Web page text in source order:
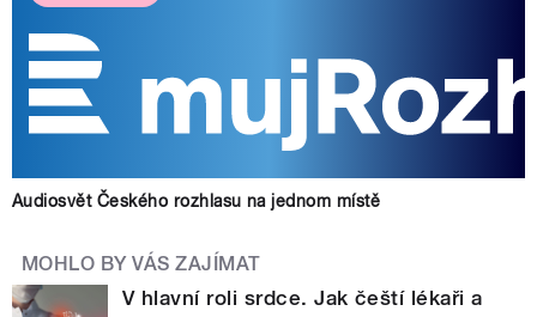
Audiosvět Českého rozhlasu na jednom místě
MOHLO BY VÁS ZAJÍMAT
V hlavní roli srdce. Jak čeští lékaři a